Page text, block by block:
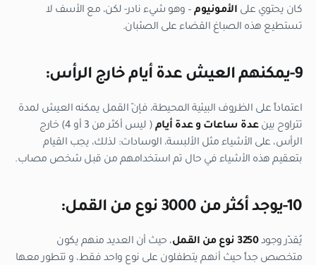
كان يحتوي على الأمونيوم – وهو شيء نادر- لكن، مع الأسف لا
تستطيع هذه الصباغ القضاء على الصئبان.
9-يمكنهم العيش عدة أيام خارج الرأس:
اعتماداً على الظروف البيئية المحيطة، فإنّ القمل يمكنه العيش لمدة
تتراوح بينعدة ساعات و عدة أيام
( ليس أكثر من 3 أو 4) خارج
الرأس، على الأشياء مثل الألبسة، الوسادات: لذلك، يجب القيام
بتعقيم هذه الأشياء في حال تم استخدامهم من قبل شخص مصاب.
10-يوجد أكثر من 3000 نوع من القمل:
يُقدّر وجود3250 نوع من القمل
، حيث أن العديد منهم يكون
متخصص جداً حيث أنهم يتطفلون على نوع واحد فقط، و تتطور معها